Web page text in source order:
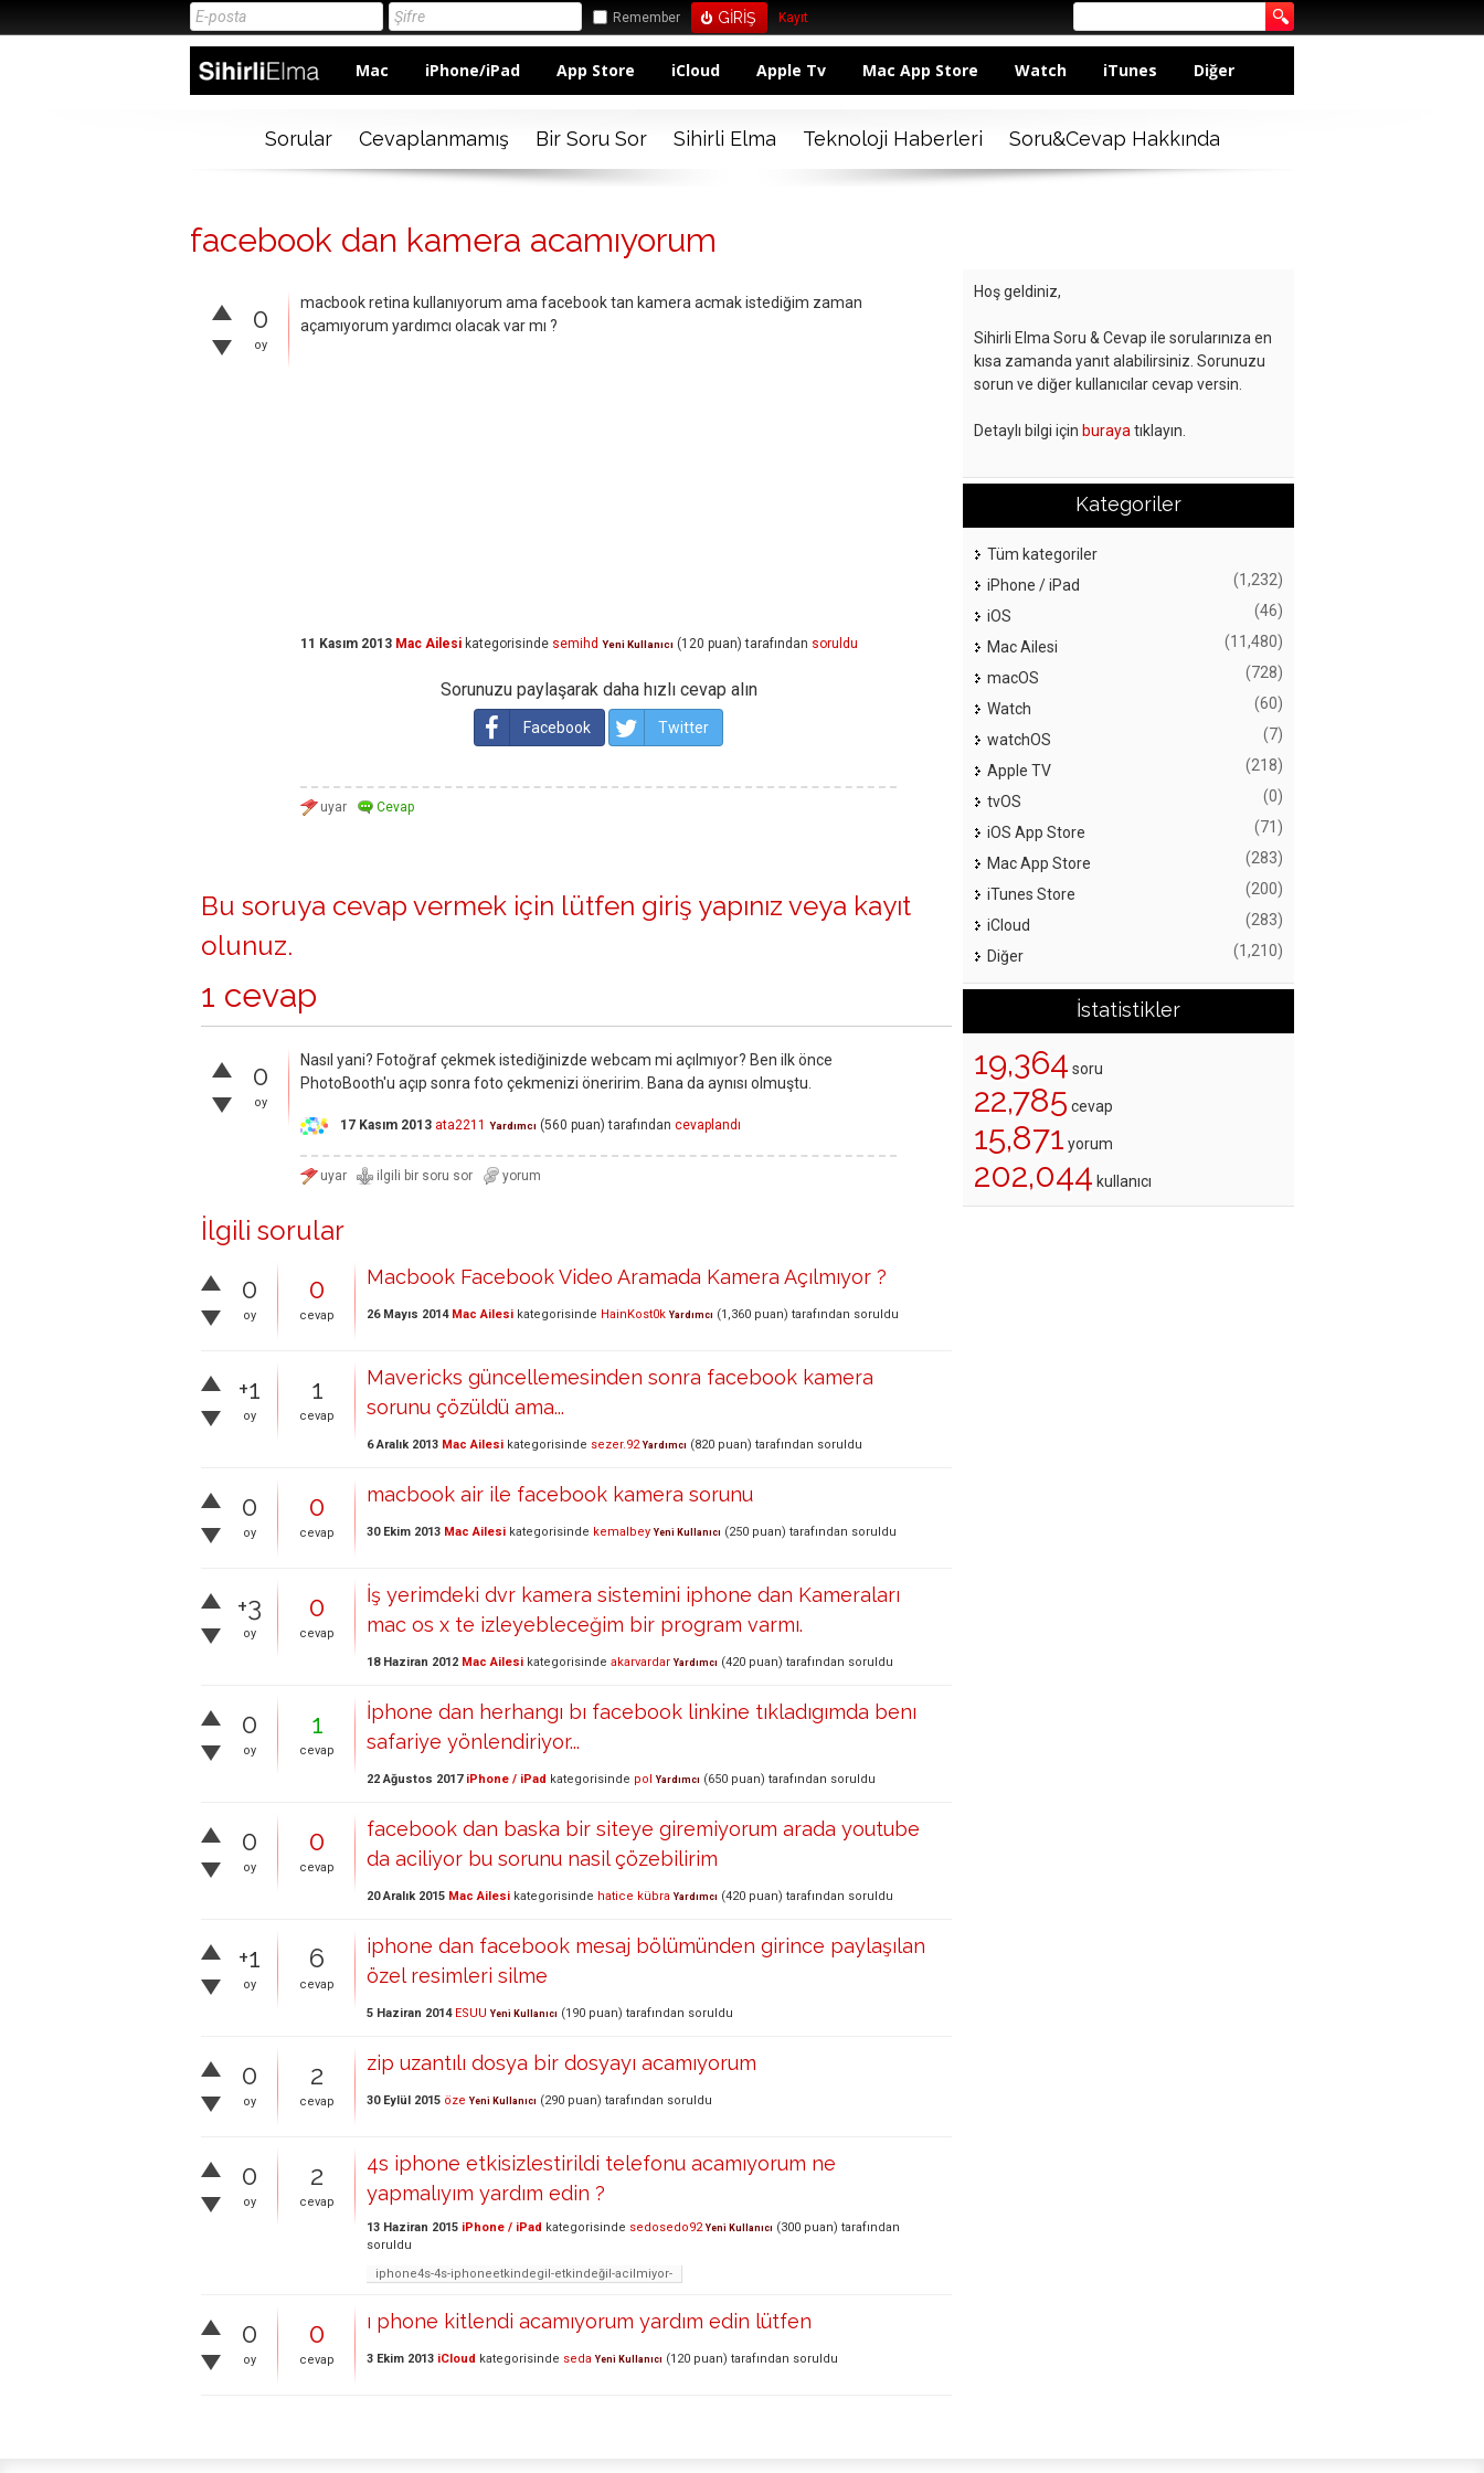
Remember Kayıt
Mac iPhone/iPad App Store iCloud Apple Tv Mac App Store Watch iTunes Diğer
Sorular Cevaplanmamış Bir Soru Sor Sihirli Elma Teknoloji Haberleri Soru&Cevap Hakkında
facebook dan kamera acamıyorum
0
oy
macbook retina kullanıyorum ama facebook tan kamera acmak istediğim zaman
açamıyorum yardımcı olacak var mı ?
11 Kasım 2013 Mac Ailesi kategorisinde semihd Yeni Kullanıcı (120 puan) tarafından soruldu
Sorunuzu paylaşarak daha hızlı cevap alın
Facebook Twitter
Bu soruya cevap vermek için lütfen giriş yapınız veya kayıt
olunuz.
1 cevap
0
oy
Nasıl yani? Fotoğraf çekmek istediğinizde webcam mi açılmıyor? Ben ilk önce
PhotoBooth'u açıp sonra foto çekmenizi öneririm. Bana da aynısı olmuştu.
17 Kasım 2013 ata2211 Yardımcı (560 puan) tarafından cevaplandı
İlgili sorular
0
oy
0
cevap
Macbook Facebook Video Aramada Kamera Açılmıyor ?
26 Mayıs 2014 Mac Ailesi kategorisinde HainKost0k Yardımcı (1,360 puan) tarafından soruldu
+1
oy
1
cevap
Mavericks güncellemesinden sonra facebook kamera
sorunu çözüldü ama...
6 Aralık 2013 Mac Ailesi kategorisinde sezer.92 Yardımcı (820 puan) tarafından soruldu
0
oy
0
cevap
macbook air ile facebook kamera sorunu
30 Ekim 2013 Mac Ailesi kategorisinde kemalbey Yeni Kullanıcı (250 puan) tarafından soruldu
+3
oy
0
cevap
İş yerimdeki dvr kamera sistemini iphone dan Kameraları
mac os x te izleyebleceğim bir program varmı.
18 Haziran 2012 Mac Ailesi kategorisinde akarvardar Yardımcı (420 puan) tarafından soruldu
0
oy
1
cevap
İphone dan herhangı bı facebook linkine tıkladıgımda benı
safariye yönlendiriyor...
22 Ağustos 2017 iPhone / iPad kategorisinde pol Yardımcı (650 puan) tarafından soruldu
0
oy
0
cevap
facebook dan baska bir siteye giremiyorum arada youtube
da aciliyor bu sorunu nasil çözebilirim
20 Aralık 2015 Mac Ailesi kategorisinde hatice kübra Yardımcı (420 puan) tarafından soruldu
+1
oy
6
cevap
iphone dan facebook mesaj bölümünden girince paylaşılan
özel resimleri silme
5 Haziran 2014 ESUU Yeni Kullanıcı (190 puan) tarafından soruldu
0
oy
2
cevap
zip uzantılı dosya bir dosyayı acamıyorum
30 Eylül 2015 öze Yeni Kullanıcı (290 puan) tarafından soruldu
0
oy
2
cevap
4s iphone etkisizlestirildi telefonu acamıyorum ne
yapmalıyım yardım edin ?
13 Haziran 2015 iPhone / iPad kategorisinde sedosedo92 Yeni Kullanıcı (300 puan) tarafından
soruldu
iphone4s-4s-iphoneetkindegil-etkindeğil-acilmiyor-
0
oy
0
cevap
ı phone kitlendi acamıyorum yardım edin lütfen
3 Ekim 2013 iCloud kategorisinde seda Yeni Kullanıcı (120 puan) tarafından soruldu
Hoş geldiniz,
Sihirli Elma Soru & Cevap ile sorularınıza en
kısa zamanda yanıt alabilirsiniz. Sorunuzu
sorun ve diğer kullanıcılar cevap versin.
Detaylı bilgi için buraya tıklayın.
Kategoriler
Tüm kategoriler
iPhone / iPad
(1,232)
iOS (46)
Mac Ailesi (11,480)
macOS (728)
Watch (60)
watchOS (7)
Apple TV (218)
tvOS (0)
iOS App Store (71)
Mac App Store (283)
iTunes Store (200)
iCloud (283)
Diğer (1,210)
İstatistikler
19,364 soru
22,785 cevap
15,871 yorum
202,044 kullanıcı